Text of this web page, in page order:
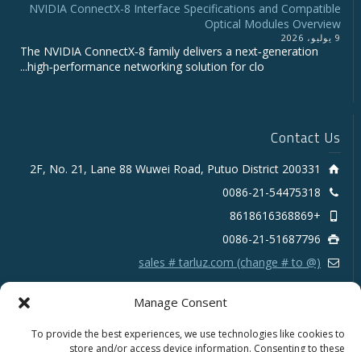
Manage Consent
To provide the best experiences, we use technologies like cookies to
store and/or access device information. Consenting to these
NVIDIA ConnectX-8 Interface Specifications and Compatible
Optical Modules Overview
9 يوليو، 2026
The NVIDIA ConnectX‑8 family delivers a next‑generation
high‑performance networking solution for clo...
Contact Us
2F, No. 21, Lane 88 Wuwei Road, Putuo District 200331
0086-21-54475318
+8618616368869
0086-21-51687796
sales # tarluz.com (change # to @)